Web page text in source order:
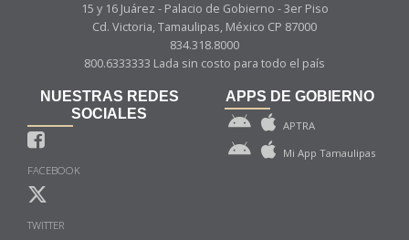
15 y 16 Juárez - Palacio de Gobierno - 3er Piso
Cd. Victoria, Tamaulipas, México CP 87000
834.318.8000
800.6333333 Lada sin costo para todo el país
NUESTRAS REDES
SOCIALES
FACEBOOK
TWITTER
APPS DE GOBIERNO
APTRA
Mi App Tamaulipas